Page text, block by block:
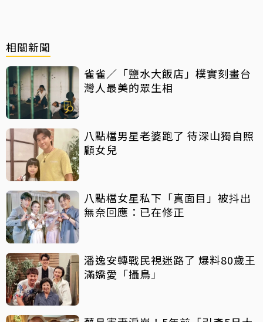
相關新聞
雀雀／「鹽水大飯店」樸實刻畫台
灣人最美的眾生相
八點檔男星老婆跑了 待深山獨自照
顧女兒
八點檔女星私下「真面目」被抖出
無奈回應：已在修正
潘逸安轉戰民視迷路了 爆料80歲王
滿嬌愛「攝鳥」